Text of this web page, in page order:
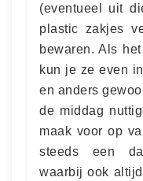
(eventueel uit
plastic zakjes
bewaren. Als
kun je ze even
en anders
de middag
maak voor op
steeds een
waarbij ook